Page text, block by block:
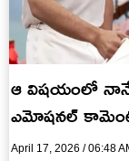
ఆ విషయంలో
ఎమోషనల్
April 17, 2026 / 06:48